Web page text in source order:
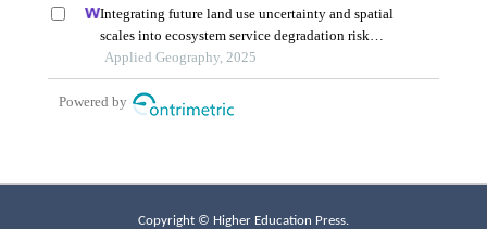
Copyright © Higher Education Press.